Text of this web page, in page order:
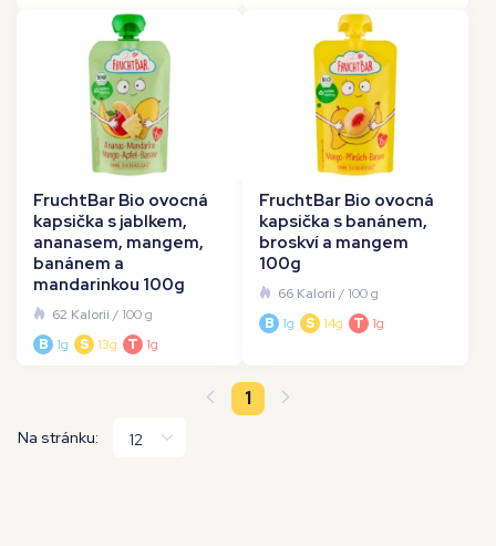
FruchtBar Bio ovocná
kapsička s jablkem,
ananasem, mangem,
banánem a
mandarinkou 100g
62 Kalorií/ 100 g
B 1g S 13g T 1g
FruchtBar Bio ovocná
kapsička s banánem,
broskví a mangem
100g
66 Kalorií/ 100 g
B 1g S 14g T 1g
1
Na stránku: